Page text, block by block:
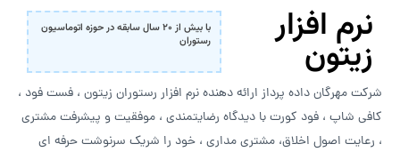
نرم افزار
زیتون
با بیش از ۲۰ سال سابقه در حوزه اتوماسیون
رستوران
شرکت مهرگان داده پرداز ارائه دهنده نرم افزار رستوران زیتون ، فست فود ،
کافی شاپ ، فود کورت با دیدگاه رضایتمندی ، موفقیت و پیشرفت مشتری
، رعایت اصول اخلاق، مشتری مداری ، خود را شریک سرنوشت حرفه ای